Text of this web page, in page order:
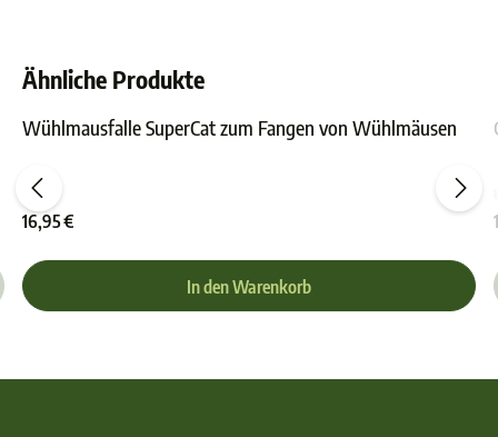
Ähnliche Produkte
Wühlmausfalle SuperCat zum Fangen von Wühlmäusen
16,95 €
In den Warenkorb